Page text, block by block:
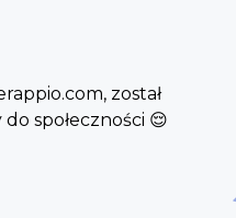
został
społeczności 😌